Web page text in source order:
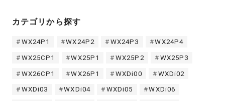
カテゴリから探す
WX24P1 WX24P2 WX24P3 WX24P4
WX25CP1 WX25P1 WX25P2 WX25P3
WX26CP1 WX26P1 WXDi00 WXDi02
WXDi03 WXDi04 WXDi05 WXDi06